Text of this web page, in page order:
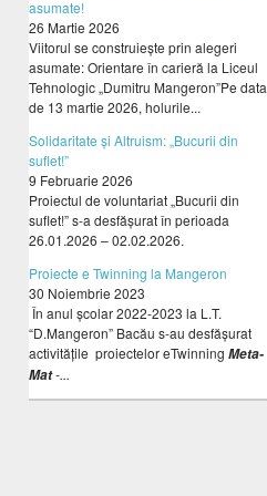
asumate!
26 Martie 2026
Viitorul se construiește prin alegeri
asumate: Orientare în carieră la Liceul
Tehnologic „Dumitru Mangeron”Pe data
de 13 martie 2026, holurile...
Solidaritate și Altruism: „Bucurii din
suflet!”
9 Februarie 2026
Proiectul de voluntariat „Bucurii din
suflet!” s-a desfășurat în perioada
26.01.2026 – 02.02.2026.
Proiecte e Twinning la Mangeron
30 Noiembrie 2023
În anul școlar 2022-2023 la L.T.
“D.Mangeron” Bacău s-au desfășurat
activitățile proiectelor eTwinning Meta-
Mat-...